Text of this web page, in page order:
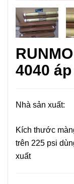
4040
Nhà sản xuất:
Kích thước
trên 225 psi
xuất